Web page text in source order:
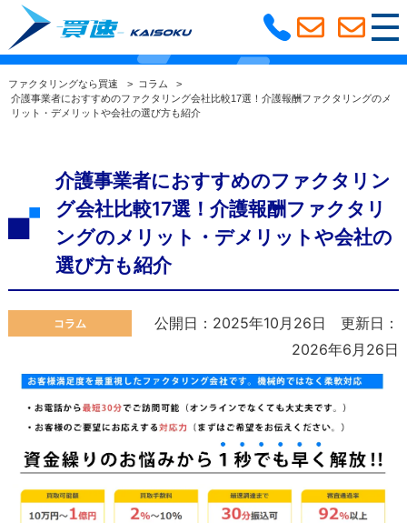
利用の流れ
ファクタリングコラム
大阪支社
受付時間 9:00～19:00(土日祝除く)
0120-160-128
メールでのお問合せ
24時間受付
お問い合わせフォーム ＞
ファクタリングコラム
ファクタリングなら買速 > コラム
>
介護事業者におすすめのファクタリング会社比較17選！介護報酬ファクタリングのメ
リット・デメリットや会社の選び方も紹介
介護事業者におすすめのファクタリン
グ会社比較17選！介護報酬ファクタリ
ングのメリット・デメリットや会社の
選び方も紹介
コラム 公開日：2025年10月26日
更新日：
2026年6月26日